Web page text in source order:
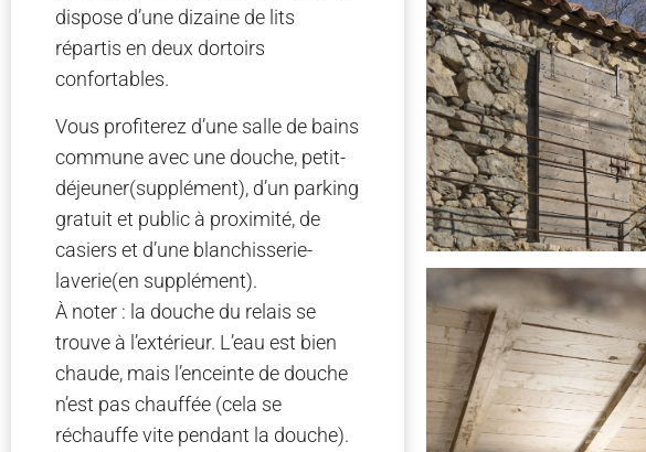
dispose d’une dizaine de lits
répartis en deux dortoirs
confortables.
Vous profiterez d’une salle de bains
commune avec une douche, petit-
déjeuner(supplément), d’un parking
gratuit et public à proximité, de
casiers et d’une blanchisserie-
laverie(en supplément).
À noter : la douche du relais se
trouve à l’extérieur. L’eau est bien
chaude, mais l’enceinte de douche
n’est pas chauffée (cela se
réchauffe vite pendant la douche).